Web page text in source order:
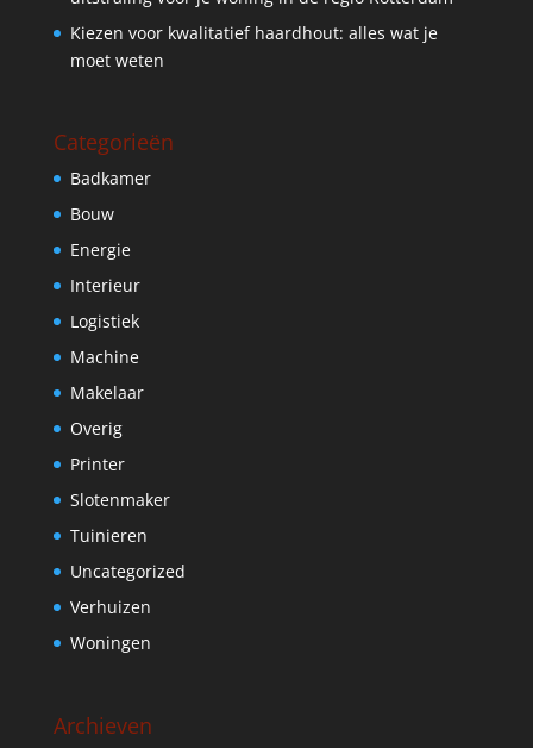
Kiezen voor kwalitatief haardhout: alles wat je
moet weten
Categorieën
Badkamer
Bouw
Energie
Interieur
Logistiek
Machine
Makelaar
Overig
Printer
Slotenmaker
Tuinieren
Uncategorized
Verhuizen
Woningen
Archieven